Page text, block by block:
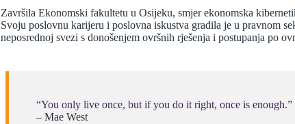
Završila Ekonomski fakultetu u Osijeku, smjer ekonomska
Svoju poslovnu karijeru i poslovna iskustva gradila je u pravnom
neposrednoj svezi s donošenjem ovršnih rješenja i postupanja po
“You only live once, but if you do it right, once is enough.”
– Mae West